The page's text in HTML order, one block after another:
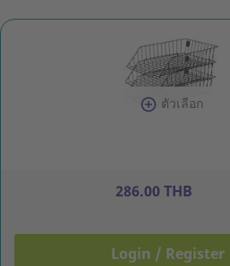
ตัวเลือก
286.00 THB
Login / Register